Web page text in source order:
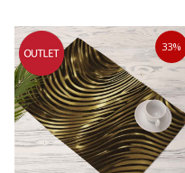
Dodaj u korpu
33%